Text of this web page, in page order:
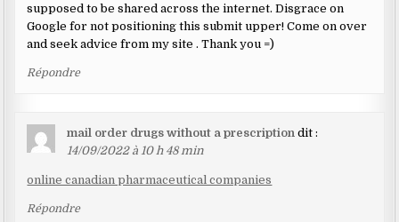
supposed to be shared across the internet. Disgrace on
Google for not positioning this submit upper! Come on over
and seek advice from my site . Thank you =)
Répondre
mail order drugs without a prescription dit :
14/09/2022 à 10 h 48 min
online canadian pharmaceutical companies
Répondre